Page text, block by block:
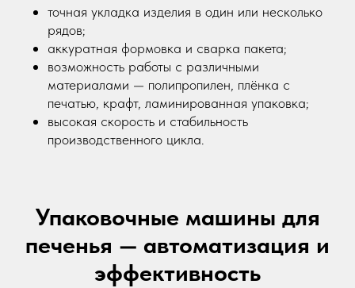
точная укладка изделия в один или несколько
рядов;
аккуратная формовка и сварка пакета;
возможность работы с различными
материалами — полипропилен, плёнка с
печатью, крафт, ламинированная упаковка;
высокая скорость и стабильность
производственного цикла.
Упаковочные машины для
печенья — автоматизация и
эффективность